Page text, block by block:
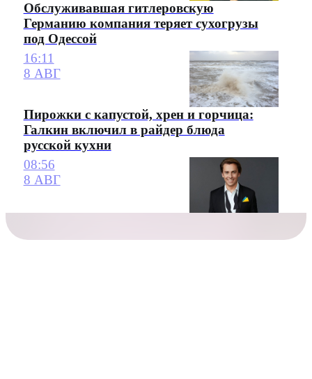
Обслуживавшая гитлеровскую
Германию компания теряет сухогрузы
под Одессой
16:11
8 АВГ
Пирожки с капустой, хрен и горчица:
Галкин включил в райдер блюда
русской кухни
08:56
8 АВГ